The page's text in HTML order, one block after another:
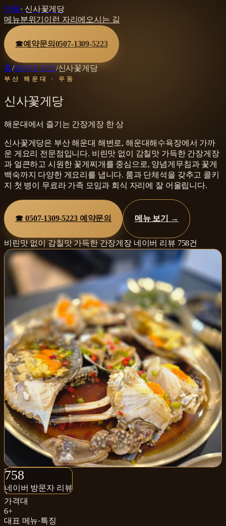
맛플· 신사꽃게당
메뉴분위기 이런 자리에 오시는 길
☎예약문의 0507-1309-5223
홈/해운대 맛집/신사꽃게당
부산 해운대 · 우동
신사꽃게당
해운대에서 즐기는 간장게장 한 상
신사꽃게당은 부산 해운대 해변로, 해운대해수욕장에서 가까
운 게요리 전문점입니다. 비린맛 없이 감칠맛 가득한 간장게장
과 얼큰하고 시원한 꽃게찌개를 중심으로, 양념게무침과 꽃게
백숙까지 다양한 게요리를 냅니다. 룸과 단체석을 갖추고 콜키
지 첫 병이 무료라 가족 모임과 회식 자리에 잘 어울립니다.
☎0507-1309-5223예약문의 메뉴 보기 →
비린맛 없이 감칠맛 가득한 간장게장네이버 리뷰 758건
758
네이버 방문자 리뷰
758+
네이버 방문자 리뷰
₩₩₩
가격대
6+
대표 메뉴·특징